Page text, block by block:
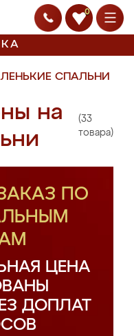
0
СПАЛЬНИ
на
(33
товара)
ПО
ЦЕНА
ДОПЛАТ